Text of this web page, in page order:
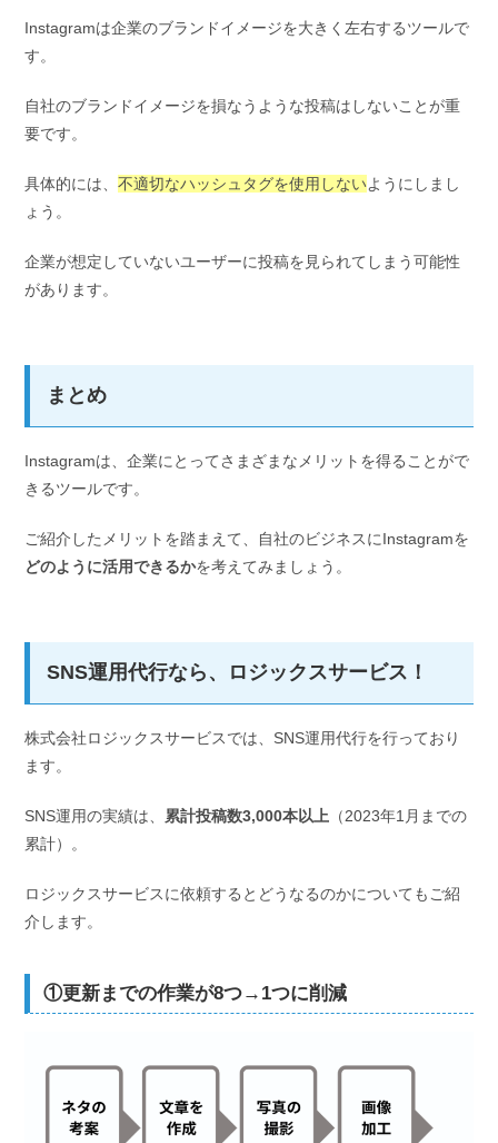
Instagramは企業のブランドイメージを大きく左右するツールで
す。
自社のブランドイメージを損なうような投稿はしないことが重
要です。
具体的には、不適切なハッシュタグを使用しないようにしまし
ょう。
企業が想定していないユーザーに投稿を見られてしまう可能性
があります。
まとめ
Instagramは、企業にとってさまざまなメリットを得ることがで
きるツールです。
ご紹介したメリットを踏まえて、自社のビジネスにInstagramを
どのように活用できるかを考えてみましょう。
SNS運用代行なら、ロジックスサービス！
株式会社ロジックスサービスでは、SNS運用代行を行っており
ます。
SNS運用の実績は、 累計投稿数3,000本以上 （2023年1月までの
累計）。
ロジックスサービスに依頼するとどうなるのかについてもご紹
介します。
①更新までの作業が8つ→1つに削減